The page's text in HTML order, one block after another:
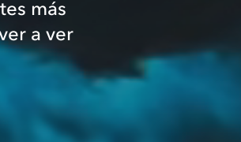
más
a ver